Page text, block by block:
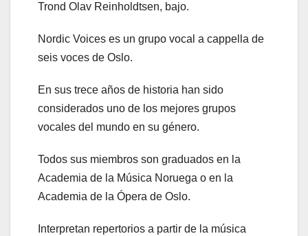
Trond Olav Reinholdtsen, bajo.
Nordic Voices es un grupo vocal a cappella de
seis voces de Oslo.
En sus trece años de historia han sido
considerados uno de los mejores grupos
vocales del mundo en su género.
Todos sus miembros son graduados en la
Academia de la Música Noruega o en la
Academia de la Ópera de Oslo.
Interpretan repertorios a partir de la música